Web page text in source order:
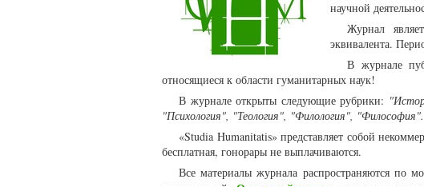
научной
Журнал
эквивалента.
В журнале
относящиеся к области гуманитарных наук!
В журнале открыты следующие рубрики:
"Психология", "Теология", "Филология", "Философия".
«Studia Humanitatis» представляет собой
бесплатная, гонорары не выплачиваются.
Все материалы журнала распространяются по